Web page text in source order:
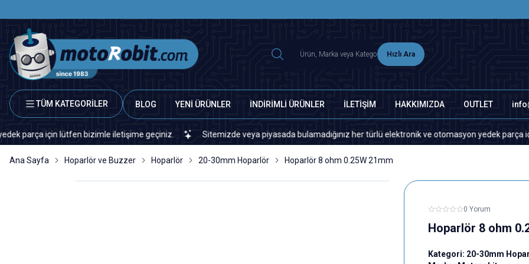
Hızlı Ara
TÜM KATEGORİLER BLOG YENİ ÜRÜNLER İNDİRİMLİ ÜRÜNLER İLETİŞİM HAKKIMIZDA OUTLET
için lütfen bizimle iletişime geçiniz. Sitemizde veya piyasada bulamadığınız her türlü elektronik ve otomasyon yedek parça için
Ana Sayfa Hoparlör ve Buzzer Hoparlör 20-30mm Hoparlör Hoparlör 8 ohm 0.25W 21mm
0 Yorum
Hoparlör 8 ohm
Kategori: 20-30mm